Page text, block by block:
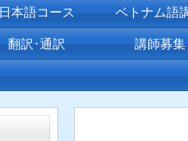
日本語コース ベトナム語
翻訳･通訳 講師募集